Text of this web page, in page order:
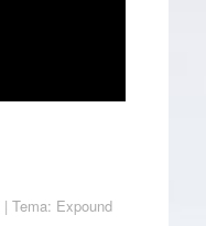
| Tema: Expound